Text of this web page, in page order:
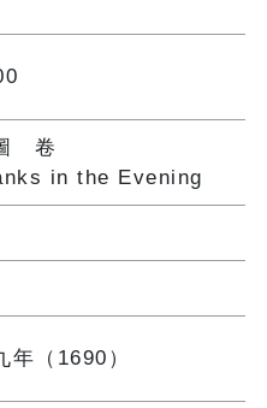
卷
in the Evening
年（1690）